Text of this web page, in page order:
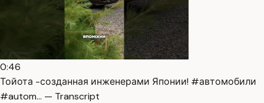
0:46
Тойота -созданная инженерами Японии! #автомобили
#autom… — Transcript